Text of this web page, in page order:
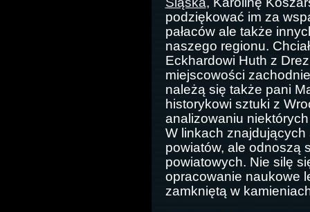
podziękować im za
pałaców ale także
naszego regionu.
Eckhardowi Huth z
miejscowości
należą się także pani
historykowi sztuki z
analizowaniu
W linkach
powiatów, ale odnoszą
powiatowych. Nie silę
opracowanie naukowe
zamkniętą w